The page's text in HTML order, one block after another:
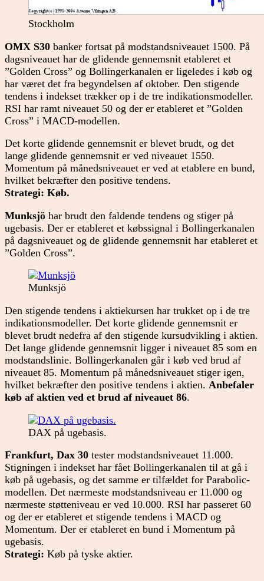
Stockholm
OMX S30 banker fortsat på modstandsniveauet 1500. På
dagsniveauet har de glidende gennemsnit etableret et
”Golden Cross” og Bollingerkanalen er ligeledes i køb og
har været det fra begyndelsen af oktober. Den stigende
tendens i indekset trækker op i de tre indikationsmodeller.
RSI har ramt niveauet 50 og der er etableret et ”Golden
Cross” i MACD-modellen.
Det korte glidende gennemsnit er blevet brudt, og det
lange glidende gennemsnit er ved niveauet 1550.
Momentum på månedsniveauet er ved at etablere en bund,
hvilket bekræfter den positive tendens.
Strategi: Køb.
Munksjö har brudt den faldende tendens og stiger på
ugebasis. Der er etableret et købssignal i Bollingerkanalen
på dagsniveauet og de glidende gennemsnit har etableret et
”Golden Cross”.
Munksjö
Den stigende tendens i aktiekursen har trukket op i de tre
indikationsmodeller. Det korte glidende gennemsnit er
blevet brudt nedefra af den stigende kursudvikling i aktien.
Det lange glidende gennemsnit ligger i niveauet 85 som en
modstandslinie. Bollingerkanalen går i køb ved brud af
niveauet 85. Momentum på månedsniveauet stiger igen,
hvilket bekræfter den positive tendens i aktien. Anbefaler
køb af aktien ved et brud af niveauet 86.
DAX på ugebasis.
Frankfurt, Dax 30 tester modstandsniveauet 11.000.
Stigningen i indekset har fået Bollingerkanalen til at gå i
køb på ugebasis, og det samme er tilfældet for Parabolic-
modellen. Det nærmeste modstandsniveau er 11.000 og
nærmeste støtteniveau er ved 10.000. RSI har passeret 60
og der er etableret et stigende tendens i MACD og
Momentum. Der er etableret en bund i Momentum på
ugebasis.
Strategi: Køb på tyske aktier.